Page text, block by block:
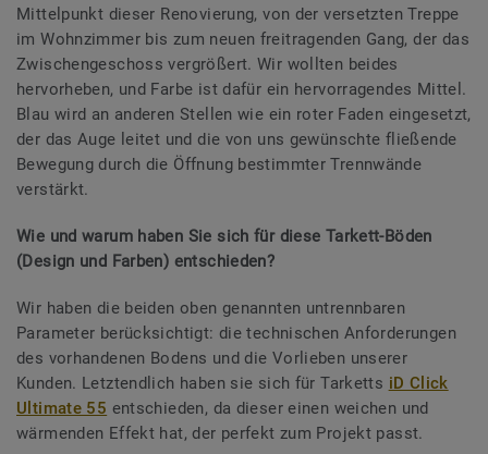
Mittelpunkt dieser Renovierung, von der versetzten Treppe
im Wohnzimmer bis zum neuen freitragenden Gang, der das
Zwischengeschoss vergrößert. Wir wollten beides
hervorheben, und Farbe ist dafür ein hervorragendes Mittel.
Blau wird an anderen Stellen wie ein roter Faden eingesetzt,
der das Auge leitet und die von uns gewünschte fließende
Bewegung durch die Öffnung bestimmter Trennwände
verstärkt.
Wie und warum haben Sie sich für diese Tarkett-Böden
(Design und Farben) entschieden?
Wir haben die beiden oben genannten untrennbaren
Parameter berücksichtigt: die technischen Anforderungen
des vorhandenen Bodens und die Vorlieben unserer
Kunden. Letztendlich haben sie sich für Tarketts iD Click
Ultimate 55 entschieden, da dieser einen weichen und
wärmenden Effekt hat, der perfekt zum Projekt passt.